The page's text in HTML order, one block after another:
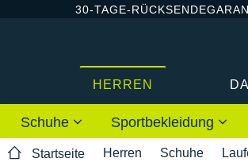
30-TAGE-
HERREN
Schuhe Sportbekleidung
Startseite Herren Schuhe